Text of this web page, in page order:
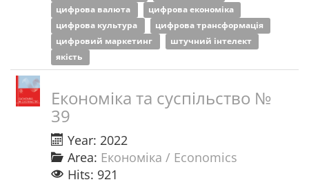
цифрова валюта
цифрова економіка
цифрова культура
цифрова трансформація
цифровий маркетинг
штучний інтелект
якість
Економіка та суспільство №
39
Year: 2022
Area: Економіка / Economics
Hits: 921